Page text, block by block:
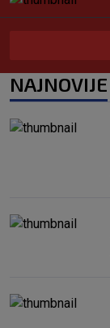
NAJNOVIJE